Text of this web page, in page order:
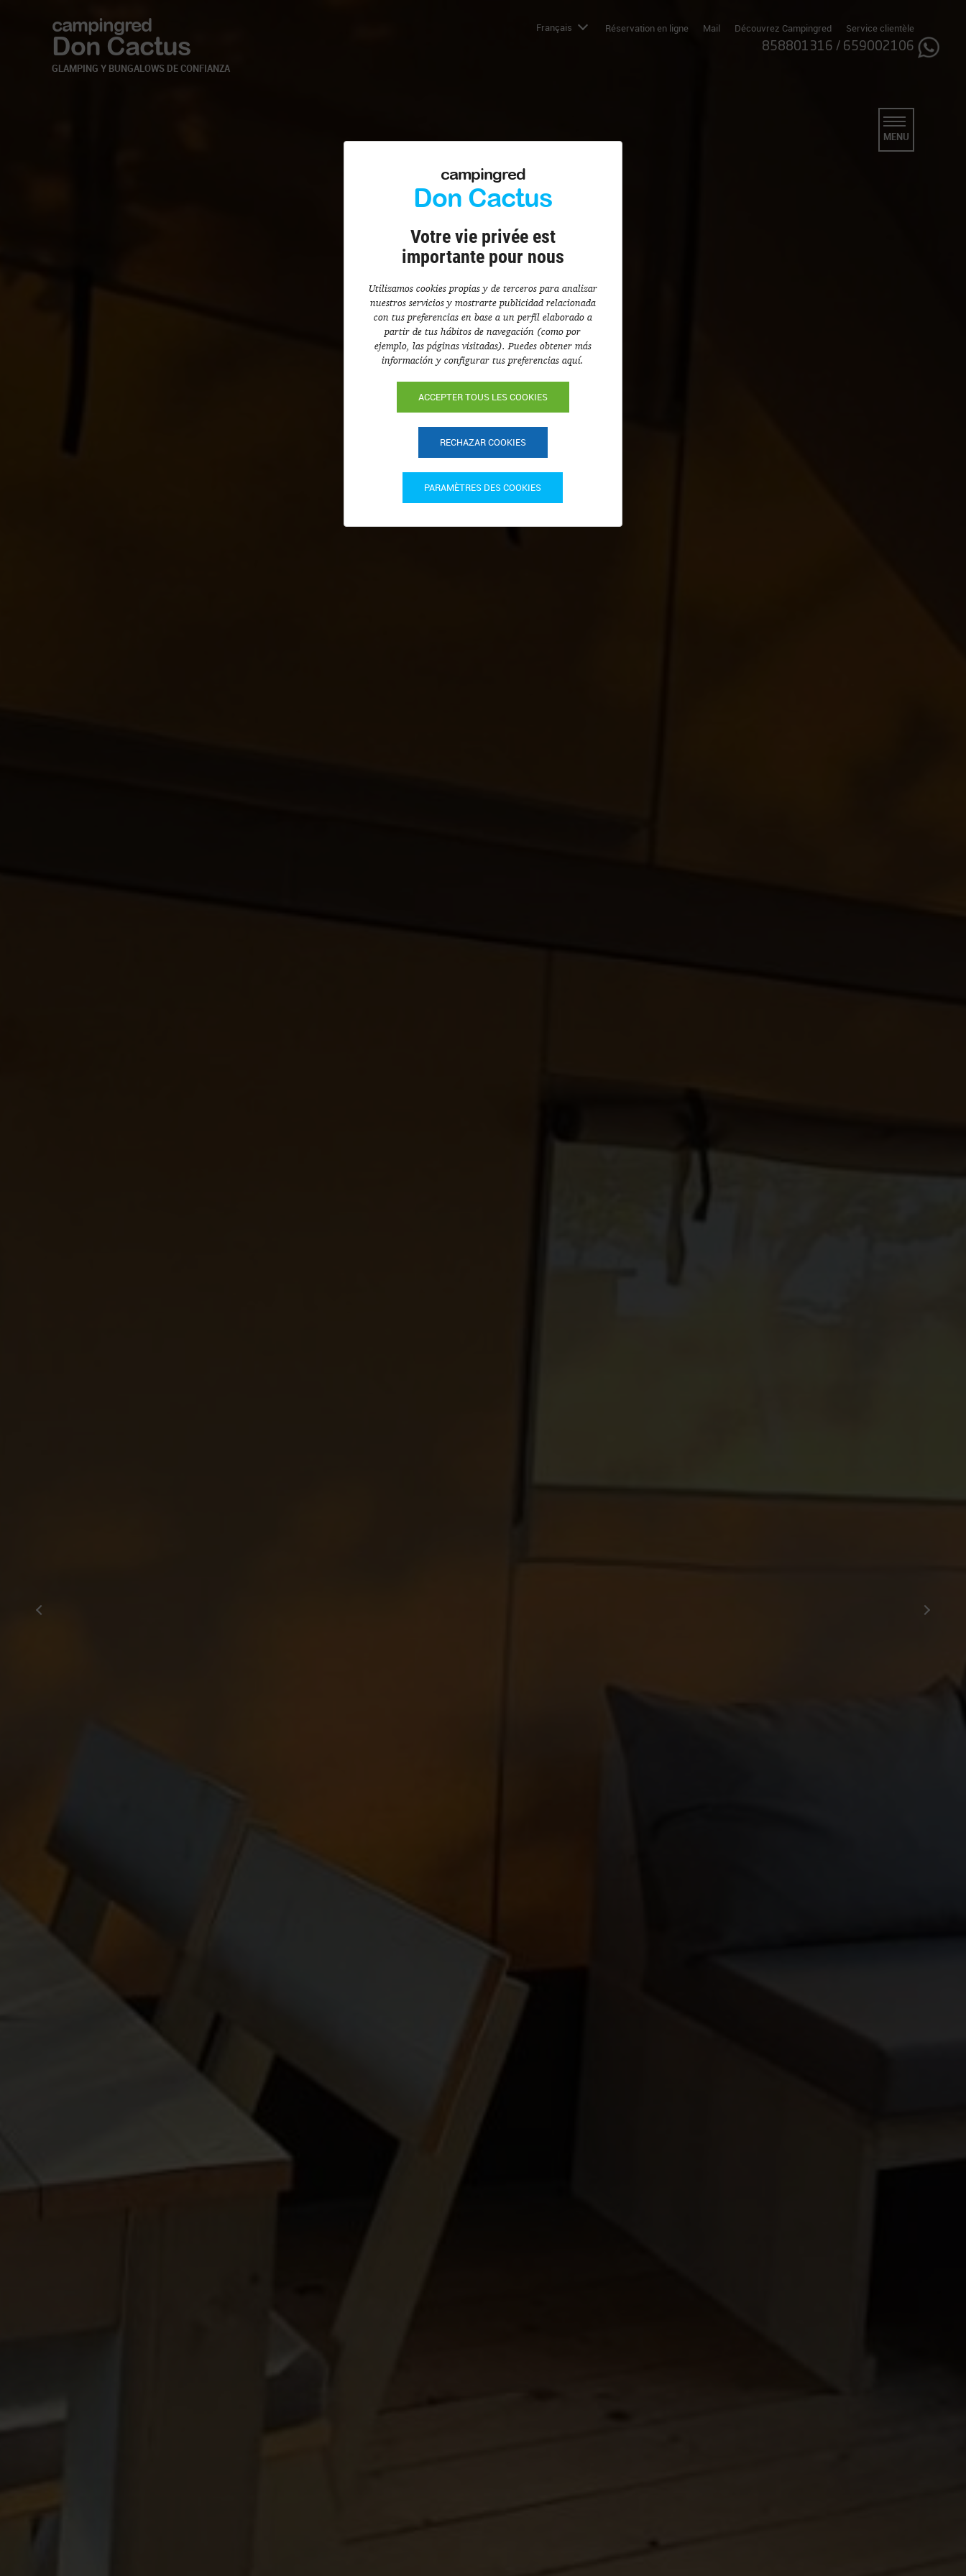
campingred
Don Cactus
GLAMPING Y BUNGALOWS DE CONFIANZA
Français Réservation en ligne Mail
Découvrez Campingred
858801316 / 659002106
Service clientèle
MENU
campingred
Don Cactus
Votre vie privée est
importante pour nous
Utilizamos cookies propias y de terceros para analizar
nuestros servicios y mostrarte publicidad relacionada
con tus preferencias en base a un perfil elaborado a
partir de tus hábitos de navegación (como por
ejemplo, las páginas visitadas). Puedes obtener más
información y configurar tus preferencias aquí.
ACCEPTER TOUS LES COOKIES
RECHAZAR COOKIES
PARAMÈTRES DES COOKIES